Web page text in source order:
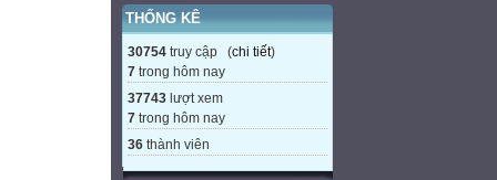
THỐNG KÊ
30754 truy cập (chi tiết)
7 trong hôm nay
37743 lượt xem
7 trong hôm nay
36 thành viên